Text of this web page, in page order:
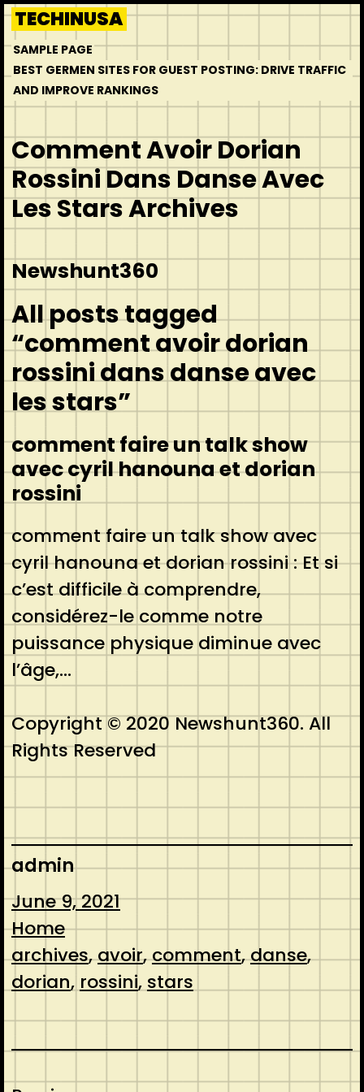
Skip
to
content
TECHINUSA
SAMPLE PAGE
BEST GERMEN SITES FOR GUEST POSTING: DRIVE TRAFFIC
AND IMPROVE RANKINGS
Comment Avoir Dorian
Rossini Dans Danse Avec
Les Stars Archives
Newshunt360
All posts tagged
“comment avoir dorian
rossini dans danse avec
les stars”
comment faire un talk show
avec cyril hanouna et dorian
rossini
comment faire un talk show avec
cyril hanouna et dorian rossini : Et si
c’est difficile à comprendre,
considérez-le comme notre
puissance physique diminue avec
l’âge,…
Copyright © 2020 Newshunt360. All
Rights Reserved
admin
June 9, 2021
Home
archives, avoir, comment, danse,
dorian, rossini, stars